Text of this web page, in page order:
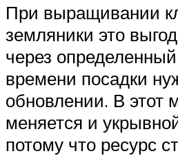
При выращивании
земляники это
через
времени посадки
обновлении. В этот
меняется и
потому что ресурс